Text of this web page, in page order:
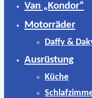
Van „Kondor“
Motorräder
Daffy &
Ausrüstung
Küche